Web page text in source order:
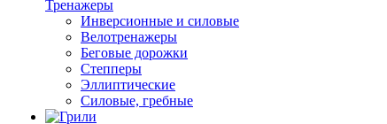
Тренажеры
Инверсионные и силовые
Велотренажеры
Беговые дорожки
Степперы
Эллиптические
Силовые, гребные